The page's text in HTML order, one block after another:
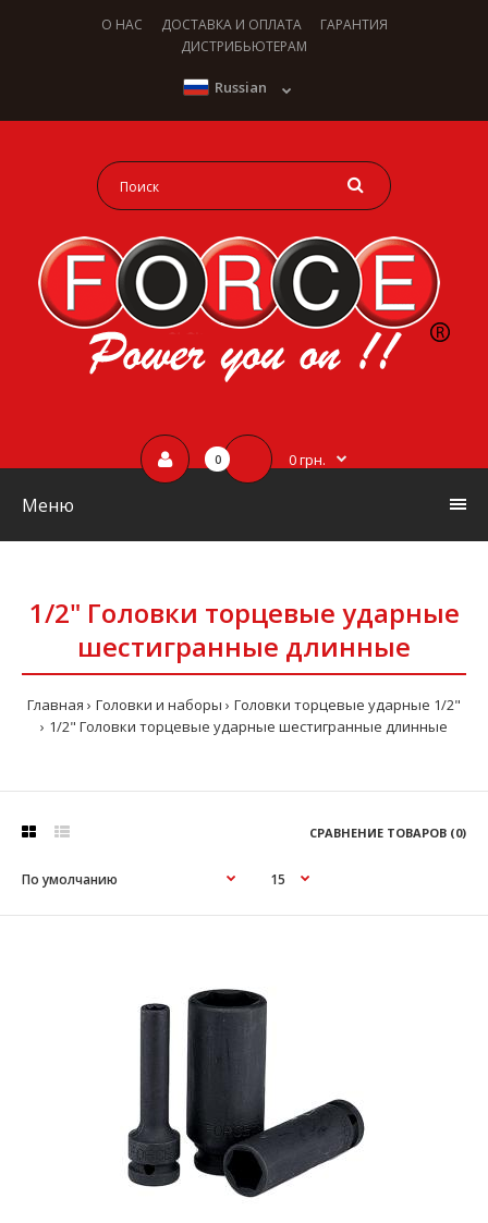
О НАС ДОСТАВКА И ОПЛАТА
ГАРАНТИЯ
ДИСТРИБЬЮТЕРАМ
Russian
0 0 грн.
Меню
1/2" Головки торцевые ударные
шестигранные длинные
Главная Головки и наборы
Головки торцевые ударные 1/2"
1/2" Головки торцевые ударные шестигранные длинные
СРАВНЕНИЕ ТОВАРОВ (0)